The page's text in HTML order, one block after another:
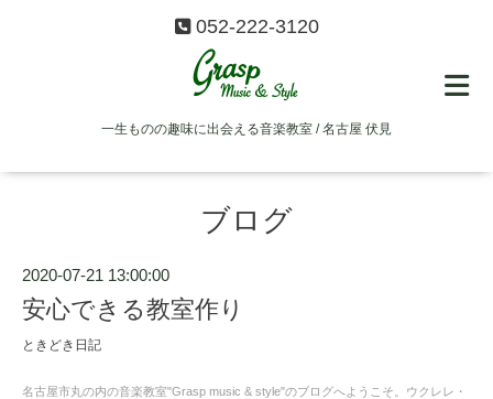
052-222-3120
一生ものの趣味に出会える音楽教室 / 名古屋 伏見
ブログ
2020-07-21 13:00:00
安心できる教室作り
ときどき日記
名古屋市丸の内の音楽教室"Grasp music & style"のブログへようこそ。ウクレレ・